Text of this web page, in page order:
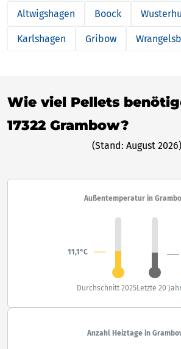
Altwigshagen Boock
Karlshagen Gribow
Wie viel Pellets
17322 Grambow?
(Stand: August 2026)
Außentemperatur in
11,1°C
Durchschnitt 2025Letzte 20
Anzahl Heiztage in